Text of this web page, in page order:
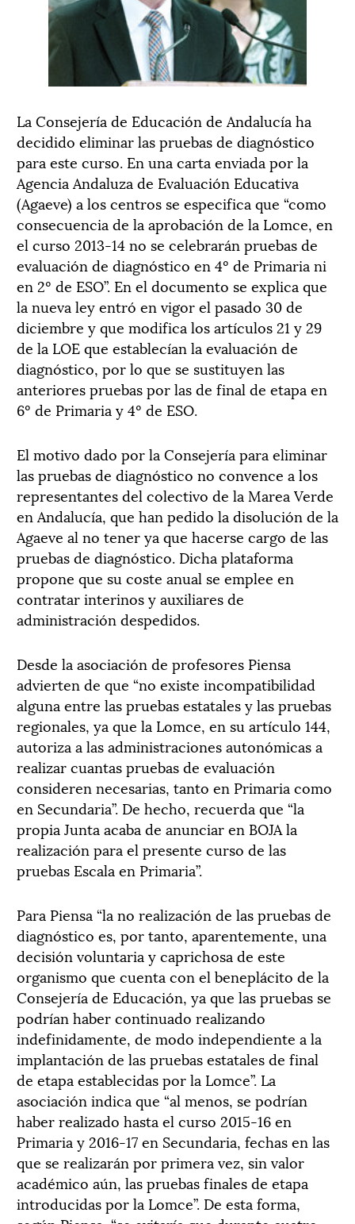
La Consejería de Educación de Andalucía ha
decidido eliminar las pruebas de diagnóstico
para este curso. En una carta enviada por la
Agencia Andaluza de Evaluación Educativa
(Agaeve) a los centros se especifica que “como
consecuencia de la aprobación de la Lomce, en
el curso 2013-14 no se celebrarán pruebas de
evaluación de diagnóstico en 4º de Primaria ni
en 2º de ESO”. En el documento se explica que
la nueva ley entró en vigor el pasado 30 de
diciembre y que modifica los artículos 21 y 29
de la LOE que establecían la evaluación de
diagnóstico, por lo que se sustituyen las
anteriores pruebas por las de final de etapa en
6º de Primaria y 4º de ESO.
El motivo dado por la Consejería para eliminar
las pruebas de diagnóstico no convence a los
representantes del colectivo de la Marea Verde
en Andalucía, que han pedido la disolución de la
Agaeve al no tener ya que hacerse cargo de las
pruebas de diagnóstico. Dicha plataforma
propone que su coste anual se emplee en
contratar interinos y auxiliares de
administración despedidos.
Desde la asociación de profesores Piensa
advierten de que “no existe incompatibilidad
alguna entre las pruebas estatales y las pruebas
regionales, ya que la Lomce, en su artículo 144,
autoriza a las administraciones autonómicas a
realizar cuantas pruebas de evaluación
consideren necesarias, tanto en Primaria como
en Secundaria”. De hecho, recuerda que “la
propia Junta acaba de anunciar en BOJA la
realización para el presente curso de las
pruebas Escala en Primaria”.
Para Piensa “la no realización de las pruebas de
diagnóstico es, por tanto, aparentemente, una
decisión voluntaria y caprichosa de este
organismo que cuenta con el beneplácito de la
Consejería de Educación, ya que las pruebas se
podrían haber continuado realizando
indefinidamente, de modo independiente a la
implantación de las pruebas estatales de final
de etapa establecidas por la Lomce”. La
asociación indica que “al menos, se podrían
haber realizado hasta el curso 2015-16 en
Primaria y 2016-17 en Secundaria, fechas en las
que se realizarán por primera vez, sin valor
académico aún, las pruebas finales de etapa
introducidas por la Lomce”. De esta forma,